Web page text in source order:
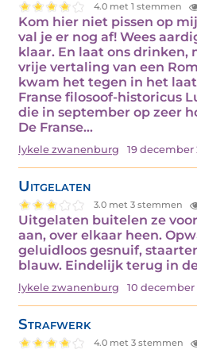
4.0 met 1 stemmen
Kom hier niet pissen op
val je er nog af! Wees
klaar. En laat ons drinken,
vrije vertaling van een
kwam het tegen in het
Franse filosoof-historicus
die in september op zeer
De Franse…
lykele zwanenburg 19 december
Uitgelaten
3.0 met 3 stemmen
Uitgelaten buitelen ze
aan, over elkaar heen.
geluidloos gesnuif,
blauw. Eindelijk terug in
lykele zwanenburg 10 december
Strafwerk
4.0 met 3 stemmen